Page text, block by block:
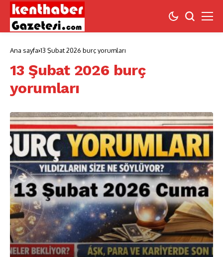
Ana sayfa 13 Şubat 2026 burç yorumları
13 Şubat 2026 burç
yorumları